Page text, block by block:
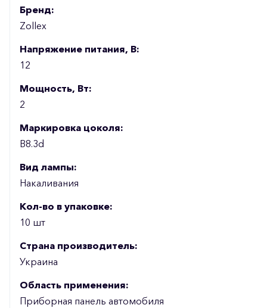
Бренд:
Zollex
Напряжение питания, В:
12
Мощность, Вт:
2
Маркировка цоколя:
B8.3d
Вид лампы:
Накаливания
Кол-во в упаковке:
10 шт
Страна производитель:
Украина
Область применения:
Приборная панель автомобиля